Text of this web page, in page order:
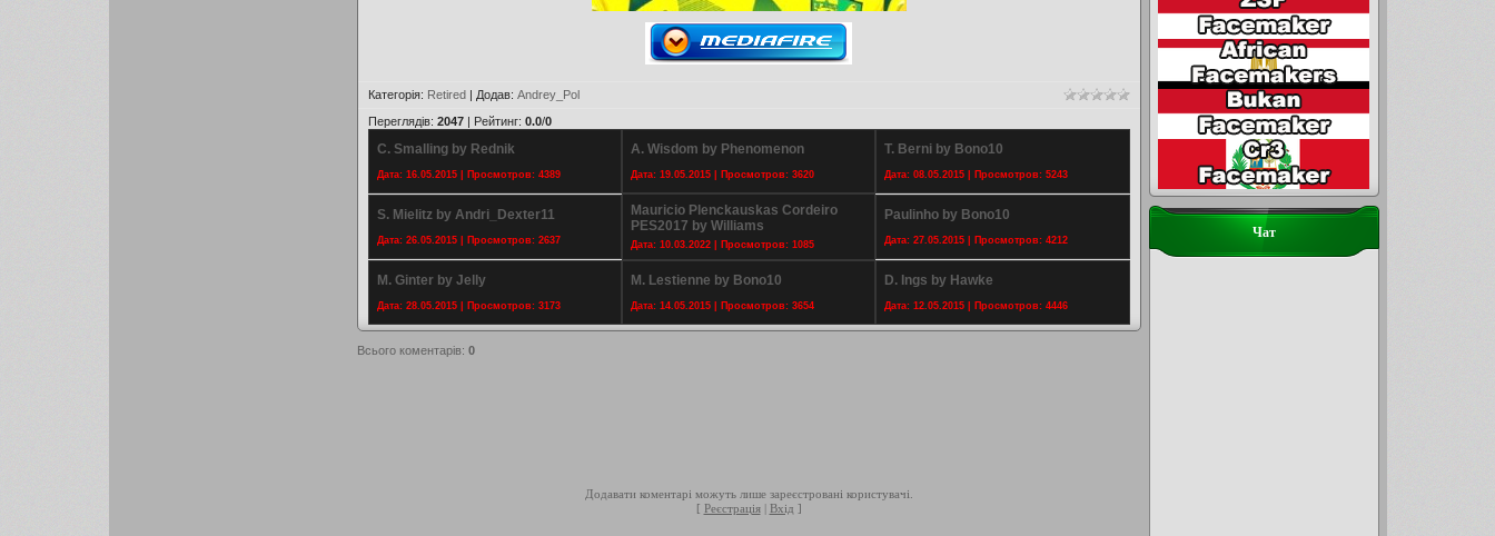
Категорія: Retired| Додав: Andrey_Pol
Переглядів: 2047| Рейтинг: 0.0/0
C. Smalling by Rednik
Дата: 16.05.2015 | Просмотров: 4389
A. Wisdom by Phenomenon
Дата: 19.05.2015 | Просмотров: 3620
T. Berni by Bono10
Дата: 08.05.2015 | Просмотров: 5243
S. Mielitz by Andri_Dexter11
Дата: 26.05.2015 | Просмотров: 2637
Mauricio Plenckauskas Cordeiro
PES2017 by Williams
Дата: 10.03.2022 | Просмотров: 1085
Paulinho by Bono10
Дата: 27.05.2015 | Просмотров: 4212
M. Ginter by Jelly
Дата: 28.05.2015 | Просмотров: 3173
M. Lestienne by Bono10
Дата: 14.05.2015 | Просмотров: 3654
D. Ings by Hawke
Дата: 12.05.2015 | Просмотров: 4446
Всього коментарів: 0
Додавати коментарі можуть лише зареєстровані користувачі.
[ Реєстрація| Вхід ]
Чат